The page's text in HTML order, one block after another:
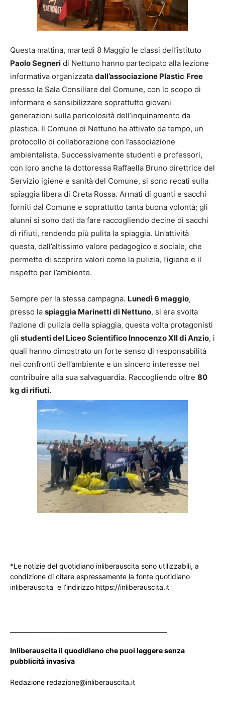
Questa mattina, martedì 8 Maggio le classi dell’istituto
Paolo Segneri di Nettuno hanno partecipato alla lezione
informativa organizzata dall’associazione Plastic Free
presso la Sala Consiliare del Comune, con lo scopo di
informare e sensibilizzare soprattutto giovani
generazioni sulla pericolosità dell’inquinamento da
plastica. Il Comune di Nettuno ha attivato da tempo, un
protocollo di collaborazione con l’associazione
ambientalista. Successivamente studenti e professori,
con loro anche la dottoressa Raffaella Bruno direttrice del
Servizio igiene e sanità del Comune, si sono recati sulla
spiaggia libera di Creta Rossa. Armati di guanti e sacchi
forniti dal Comune e soprattutto tanta buona volontà; gli
alunni si sono dati da fare raccogliendo decine di sacchi
di rifiuti, rendendo più pulita la spiaggia. Un’attività
questa, dall’altissimo valore pedagogico e sociale, che
permette di scoprire valori come la pulizia, l’igiene e il
rispetto per l’ambiente.
Sempre per la stessa campagna. Lunedì 6 maggio,
presso la spiaggia Marinetti di Nettuno, si era svolta
l’azione di pulizia della spiaggia, questa volta protagonisti
gli studenti del Liceo Scientifico Innocenzo XII di Anzio, i
quali hanno dimostrato un forte senso di responsabilità
nei confronti dell’ambiente e un sincero interesse nel
contribuire alla sua salvaguardia. Raccogliendo oltre 80
kg di rifiuti.
*Le notizie del quotidiano inliberauscita sono utilizzabili, a
condizione di citare espressamente la fonte quotidiano
inliberauscita e l’indirizzo https://inliberauscita.it
Inliberauscita il quodidiano che puoi leggere senza
pubblicità invasiva
Redazione redazione@inliberauscita.it